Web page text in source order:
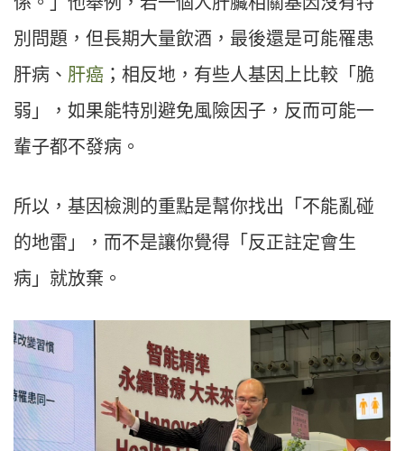
別問題，但長期大量飲酒，最後還是可能罹患
肝病、 肝癌 ；相反地，有些人基因上比較「脆
弱」，如果能特別避免風險因子，反而可能一
輩子都不發病。
所以，基因檢測的重點是幫你找出「不能亂碰
的地雷」，而不是讓你覺得「反正註定會生
病」就放棄。